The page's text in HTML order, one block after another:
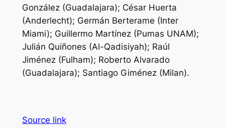
González (Guadalajara); César Huerta
(Anderlecht); Germán Berterame (Inter
Miami); Guillermo Martínez (Pumas UNAM);
Julián Quiñones (Al-Qadisiyah); Raúl
Jiménez (Fulham); Roberto Alvarado
(Guadalajara); Santiago Giménez (Milan).
Source link